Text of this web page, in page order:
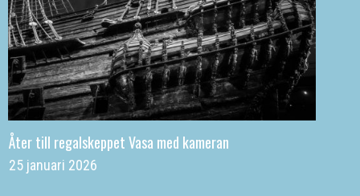
Åter till regalskeppet Vasa med kameran
25 januari 2026